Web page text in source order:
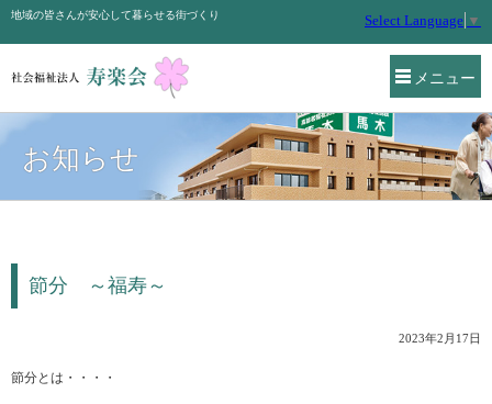
メニュー
地域の皆さんが安心して暮らせる街づくり Select Language ▼
お知らせ
節分 ～福寿～
2023年2月17日
節分とは・・・・